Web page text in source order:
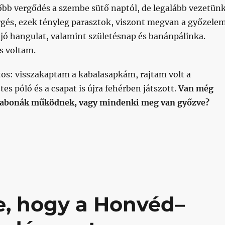
vergődés a szembe sütő naptól, de legalább
ezek tényleg parasztok, viszont megvan a
hangulat, valamint születésnap és banánpálinka.
voltam.
visszakaptam a kabalasapkám, rajtam volt a
póló és a csapat is újra fehérben játszott.Van még
működnek, vagy mindenki meg van győzve?
egy meccsnyi foci a pályán, mégis csak az utolsó pár
hogy a Honvéd–